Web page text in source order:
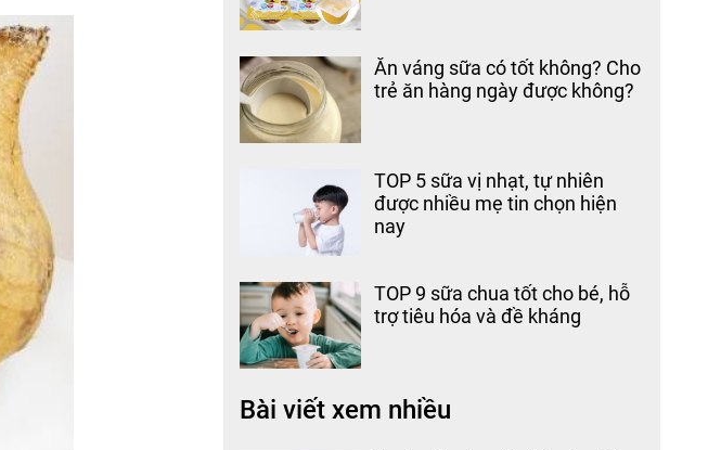
Ăn váng sữa có tốt không? Cho
trẻ ăn hàng ngày được không?
TOP 5 sữa vị nhạt, tự nhiên
được nhiều mẹ tin chọn hiện
nay
TOP 9 sữa chua tốt cho bé, hỗ
trợ tiêu hóa và đề kháng
Bài viết xem nhiều